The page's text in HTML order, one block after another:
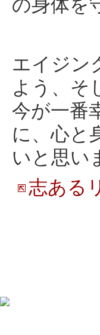
の身体を
エイジン
よう、そ
今が一番
に、心と
いと思い
志ある